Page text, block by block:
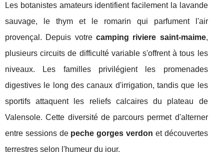
Les botanistes amateurs identifient facilement la lavande
sauvage, le thym et le romarin qui parfument l'air
provençal. Depuis votre camping riviere saint-maime,
plusieurs circuits de difficulté variable s'offrent à tous les
niveaux. Les familles privilégient les promenades
digestives le long des canaux d'irrigation, tandis que les
sportifs attaquent les reliefs calcaires du plateau de
Valensole. Cette diversité de parcours permet d'alterner
entre sessions de peche gorges verdon et découvertes
terrestres selon l'humeur du jour.